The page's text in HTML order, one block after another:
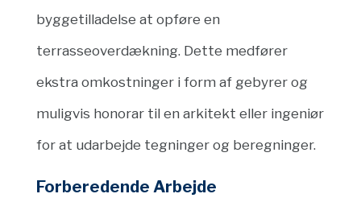
byggetilladelse at opføre en
terrasseoverdækning. Dette medfører
ekstra omkostninger i form af gebyrer og
muligvis honorar til en arkitekt eller ingeniør
for at udarbejde tegninger og beregninger.
Forberedende Arbejde